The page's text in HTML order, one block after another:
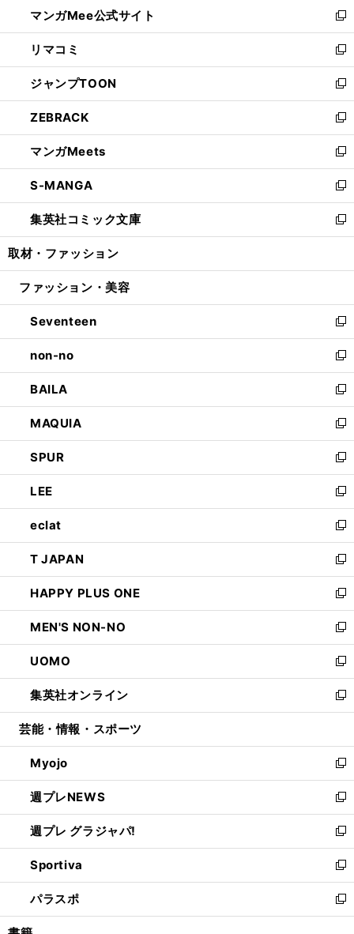
く
ド
ウ
で
開
く
ィ
ン
ド
ウ
で
開
く
い
ウ
ィ
ン
ド
ウ
で
開
く
マンガMee公式サイト
新
し
い
ウ
ィ
ン
ド
ウ
で
開
く
リマコミ
新
し
い
ウ
ィ
ン
ド
ウ
で
開
く
ジャンプTOON
新
し
い
ウ
ィ
ン
ド
ウ
で
開
ZEBRACK
新
し
い
ウ
ィ
ン
ド
ウ
開
マンガMeets
新
し
い
ウ
ィ
ン
ウ
開
く
S-MANGA
新
し
い
ウ
ン
ウ
で
開
く
集英社コミック文庫
新
し
ウ
ン
ド
ウ
で
開
く
取材・ファッション
ファッション・美容
Seventeen
新
し
い
ウ
ィ
ン
ド
ウ
で
開
く
non-no
新
し
い
ウ
ィ
ン
ド
ウ
で
開
く
BAILA
新
し
い
ウ
ィ
ン
ド
ウ
で
開
く
MAQUIA
新
し
い
ウ
ィ
ン
ド
ウ
で
開
く
SPUR
新
し
い
ウ
ィ
ン
ド
ウ
で
開
く
LEE
新
し
い
ウ
ィ
ン
ド
ウ
で
開
く
eclat
新
し
い
ウ
ィ
ン
ド
ウ
で
開
く
T JAPAN
新
し
い
ウ
ィ
ン
ド
ウ
で
開
HAPPY PLUS ONE
新
し
い
ウ
ィ
ン
ド
ウ
開
く
MEN'S NON-NO
新
し
い
ウ
ィ
ン
ウ
で
開
く
UOMO
新
し
い
ウ
ン
ド
ウ
で
開
く
集英社オンライン
新
し
ウ
ィ
ン
ド
ウ
で
開
く
芸能・情報・スポーツ
Myojo
新
し
い
ウ
ィ
ン
ド
ウ
で
開
週プレNEWS
新
し
い
ウ
ィ
ン
ド
ウ
週プレ グラジャパ!
新
し
い
ウ
ィ
ン
Sportiva
新
し
い
ウ
パラスポ
新
し